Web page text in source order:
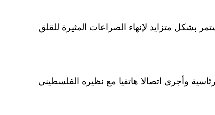
بشكل متزايد لإنهاء الصراعات المثيرة للقلق
وأجرى اتصالا هاتفيا مع نظيره الفلسطيني